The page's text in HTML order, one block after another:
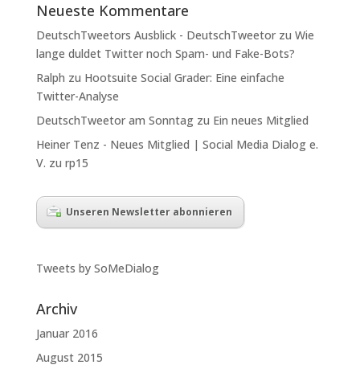
Neueste Kommentare
DeutschTweetors Ausblick - DeutschTweetorzu Wie
lange duldet Twitter noch Spam- und Fake-Bots?
Ralph zu Hootsuite Social Grader: Eine einfache
Twitter-Analyse
DeutschTweetor am Sonntagzu Ein neues Mitglied
Heiner Tenz - Neues Mitglied | Social Media Dialog e.
V. zu rp15
Unseren Newsletter abonnieren
Tweets by SoMeDialog
Archiv
Januar 2016
August 2015